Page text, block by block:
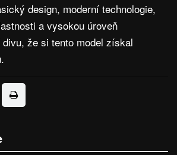
design, moderní technologie,
a vysokou úroveň
že si tento model získal